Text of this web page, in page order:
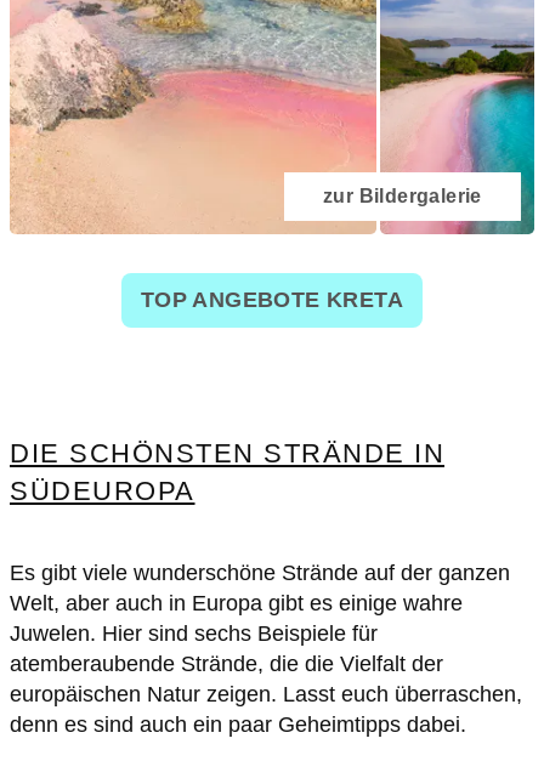
zur Bildergalerie
TOP ANGEBOTE KRETA
DIE SCHÖNSTEN STRÄNDE IN
SÜDEUROPA
Es gibt viele wunderschöne Strände auf der ganzen
Welt, aber auch in Europa gibt es einige wahre
Juwelen. Hier sind sechs Beispiele für
atemberaubende Strände, die die Vielfalt der
europäischen Natur zeigen. Lasst euch überraschen,
denn es sind auch ein paar Geheimtipps dabei.